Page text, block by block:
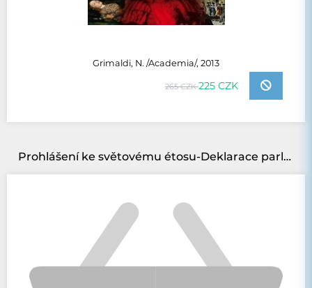
Grimaldi, N. /Academia/, 2013
265 CZK225 CZK
Prohlášení ke světovému étosu-Deklarace parlamentu světových náboženství